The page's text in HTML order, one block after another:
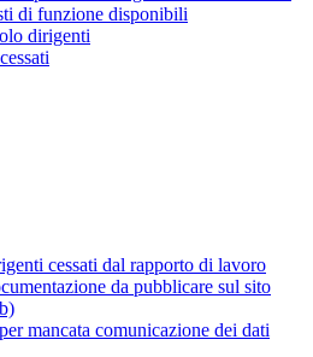
di funzione disponibili
dirigenti
cessati dal rapporto di lavoro
da pubblicare sul sito
mancata comunicazione dei dati